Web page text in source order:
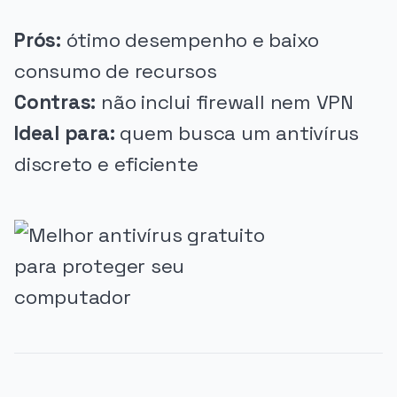
Prós: ótimo desempenho e baixo
consumo de recursos
Contras: não inclui firewall nem VPN
Ideal para: quem busca um antivírus
discreto e eficiente